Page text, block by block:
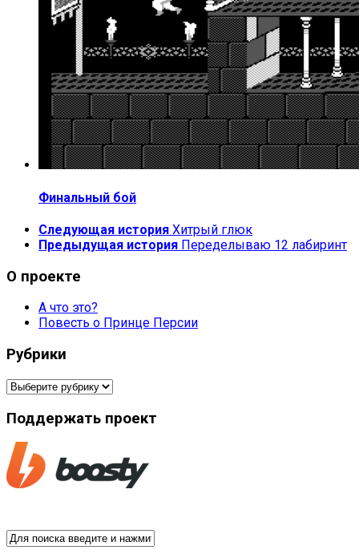
Финальный бой
Следующая история Хитрый глюк
Предыдущая история Переделываю 12 лабиринт
О проекте
А что это?
Повесть о Принце Персии
Рубрики
Рубрики
Поддержать проект